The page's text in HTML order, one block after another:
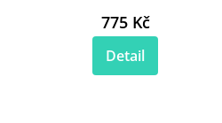
775 Kč
Detail